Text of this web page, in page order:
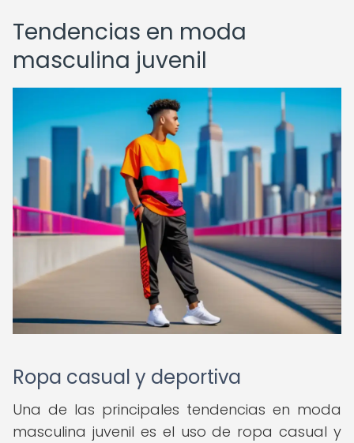
Tendencias en moda
masculina juvenil
Ropa casual y deportiva
Una de las principales tendencias en moda
masculina juvenil es el uso de ropa casual y